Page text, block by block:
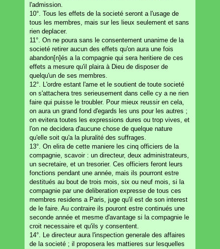
l'admission.
10°. Tous les effets de la societé seront a l'usage de
tous les membres, mais sur les lieux seulement et sans
rien deplacer.
11°. On ne poura sans le consentement unanime de la
societé retirer aucun des effets qu'on aura une fois
abandon[n]és a la compagnie qui sera heritiere de ces
effets a mesure qu'il plaira à Dieu de disposer de
quelqu'un de ses membres.
12°. L'ordre estant l'ame et le soutient de toute societé
on s'attachera tres serieusement dans celle cy a ne rien
faire qui puisse le troubler. Pour mieux reussir en cela,
on aura un grand fond d'egards les uns pour les autres ;
on evitera toutes les expressions dures ou trop vives, et
l'on ne decidera d'aucune chose de quelque nature
qu'elle soit qu'a la pluralité des suffrages.
13°. On elira de cette maniere les cinq officiers de la
compagnie, scavoir : un directeur, deux administrateurs,
un secretaire, et un tresorier. Ces officiers feront leurs
fonctions pendant une année, mais ils pourront estre
destitués au bout de trois mois, six ou neuf mois, si la
compagnie par une deliberation expresse de tous ces
membres residens a Paris, juge qu'il est de son interest
de le faire. Au contraire ils pouront estre continués une
seconde année et mesme d'avantage si la compagnie le
croit necessaire et qu'ils y consentent.
14°. Le directeur aura l'inspection generale des affaires
de la societé ; il proposera les mattieres sur lesquelles